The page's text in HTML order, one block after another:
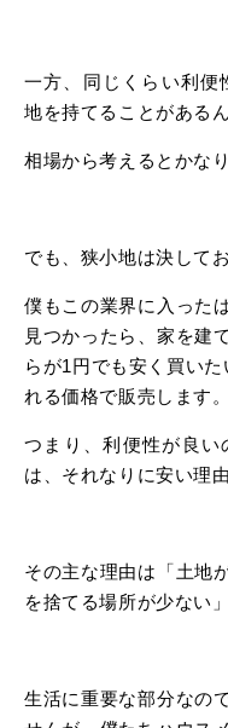
一方、同じくらい利便
地を持てることがあるん
相場から考えるとかな
でも、狭小地は決して
僕もこの業界に入った
見つかったら、家を建
らが1円でも安く買い
れる価格で販売します。
つまり、利便性が良い
は、それなりに安い理
その主な理由は「土地
を捨てる場所が少ない」
生活に重要な部分なの